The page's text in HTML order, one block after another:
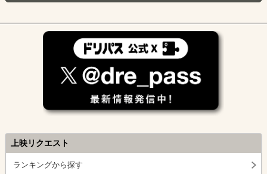
上映リクエスト
ランキングから探す